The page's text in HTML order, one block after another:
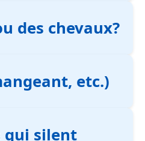
des chevaux?
etc.)
qui silent